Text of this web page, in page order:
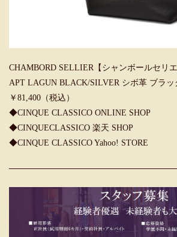
CHAMBORD SELLIER【シャンボールセリ
APT LAGUN BLACK/SILVER シボ革 ブラッ
￥81,400（税込）
◆CINQUE CLASSICO ONLINE SHOP
◆CINQUECLASSICO 楽天 SHOP
◆CINQUE CLASSICO Yahoo! STORE